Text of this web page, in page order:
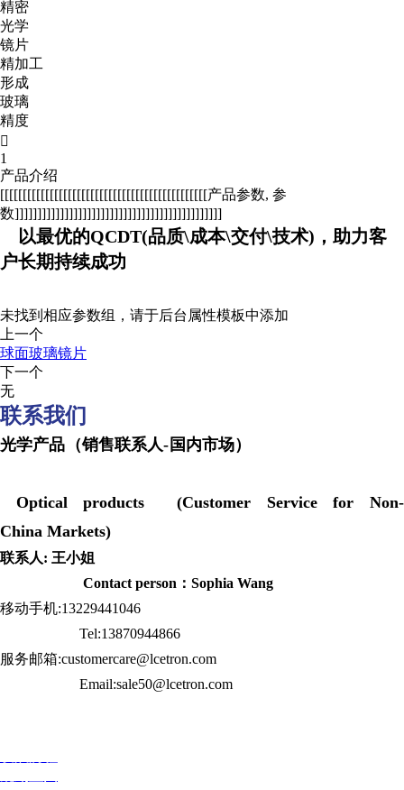
精密
光学
镜片
精加工
形成
玻璃
精度

1
产品介绍
[[[[[[[[[[[[[[[[[[[[[[[[[[[[[[[[[[[[[[[[[[[[[[产品参数, 参
数]]]]]]]]]]]]]]]]]]]]]]]]]]]]]]]]]]]]]]]]]]]]]]
以最优的QCDT(品质\成本\交付\技术)，助力客
户长期持续成功
未找到相应参数组，请于后台属性模板中添加
上一个
球面玻璃镜片
下一个
无
联系我们
光学产品（销售联系人-国内市场）
Optical products (Customer Service for Non-
China Markets)
联系人: 王小姐
Contact person：Sophia Wang
移动手机:13229441046
Tel:13870944866
服务邮箱:customercare@lcetron.com
Email:sale50@lcetron.com